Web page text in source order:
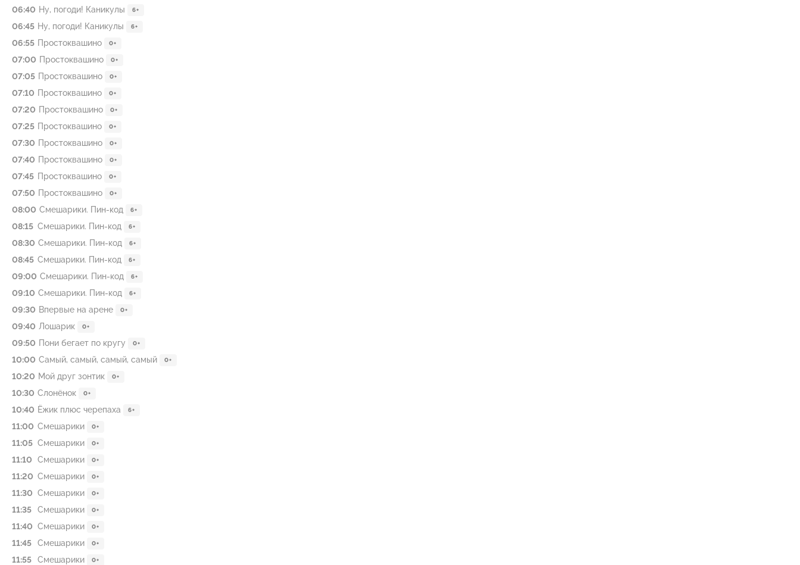
06:40 Ну, погоди! Каникулы 6+
06:45 Ну, погоди! Каникулы 6+
06:55 Простоквашино 0+
07:00 Простоквашино 0+
07:05 Простоквашино 0+
07:10 Простоквашино 0+
07:20 Простоквашино 0+
07:25 Простоквашино 0+
07:30 Простоквашино 0+
07:40 Простоквашино 0+
07:45 Простоквашино 0+
07:50 Простоквашино 0+
08:00 Смешарики. Пин-код 6+
08:15 Смешарики. Пин-код 6+
08:30 Смешарики. Пин-код 6+
08:45 Смешарики. Пин-код 6+
09:00 Смешарики. Пин-код 6+
09:10 Смешарики. Пин-код 6+
09:30 Впервые на арене 0+
09:40 Лошарик 0+
09:50 Пони бегает по кругу 0+
10:00 Самый, самый, самый, самый 0+
10:20 Мой друг зонтик 0+
10:30 Слонёнок 0+
10:40 Ёжик плюс черепаха 6+
11:00 Смешарики 0+
11:05 Смешарики 0+
11:10 Смешарики 0+
11:20 Смешарики 0+
11:30 Смешарики 0+
11:35 Смешарики 0+
11:40 Смешарики 0+
11:45 Смешарики 0+
11:55 Смешарики 0+